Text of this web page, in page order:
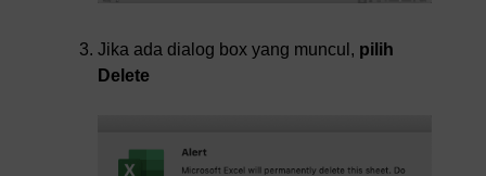
Jika ada dialog box yang muncul, pilih
Delete